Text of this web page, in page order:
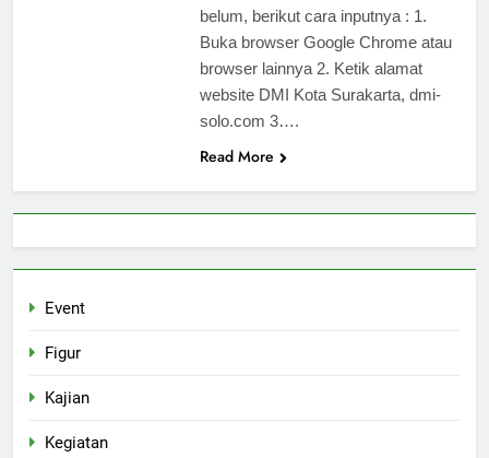
belum, berikut cara inputnya : 1.
Buka browser Google Chrome atau
browser lainnya 2. Ketik alamat
website DMI Kota Surakarta, dmi-
solo.com 3….
Read More
Event
Figur
Kajian
Kegiatan